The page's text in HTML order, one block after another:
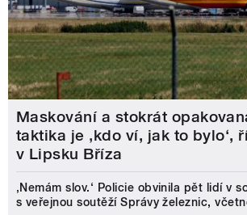
Maskování a stokrát
taktika je ‚kdo ví, jak to bylo‘,
v Lipsku Bříza
‚Nemám slov.‘ Policie obvinila pět lidí v
s veřejnou soutěží Správy železnic,